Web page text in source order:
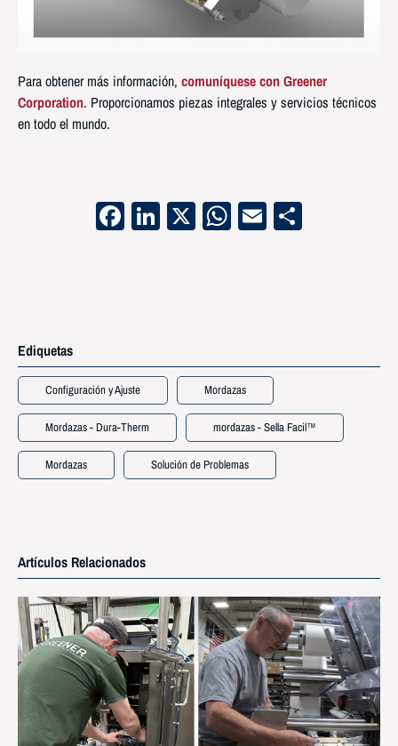
Para obtener más información, comuníquese con Greener
Corporation. Proporcionamos piezas integrales y servicios técnicos
en todo el mundo.
Facebook
LinkedIn
X WhatsApp
Email
Ediquetas
Configuración y Ajuste Mordazas
Mordazas - Dura-Therm mordazas - Sella Facil™
Mordazas Solución de Problemas
Artículos Relacionados